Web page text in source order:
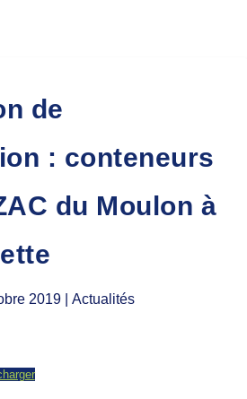
de
: conteneurs
du Moulon à
2019| Actualités